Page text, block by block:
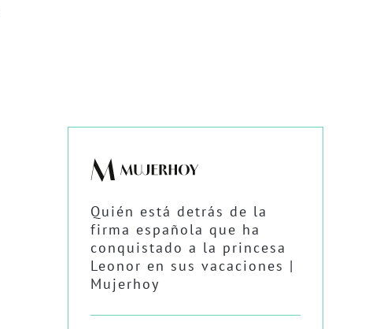
Quién está detrás de la
firma española que ha
conquistado a la princesa
Leonor en sus vacaciones |
Mujerhoy